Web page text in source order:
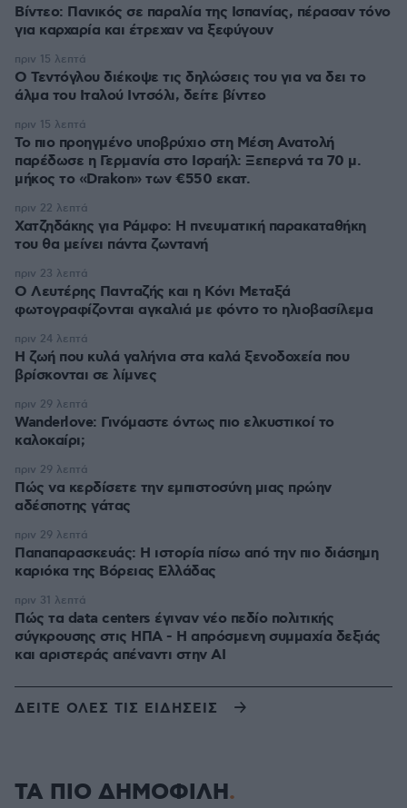
Βίντεο: Πανικός σε παραλία της Ισπανίας, πέρασαν τόνο
για καρχαρία και έτρεχαν να ξεφύγουν
Ο Τεντόγλου διέκοψε τις δηλώσεις του για να δει το
άλμα του Ιταλού Ιντσόλι, δείτε βίντεο
πριν 15 λεπτά
Το πιο προηγμένο υποβρύχιο στη Μέση Ανατολή
παρέδωσε η Γερμανία στο Ισραήλ: Ξεπερνά τα 70 μ.
μήκος το «Drakon» των €550 εκατ.
πριν 15 λεπτά
Χατζηδάκης για Ράμφο: Η πνευματική παρακαταθήκη
του θα μείνει πάντα ζωντανή
πριν 22 λεπτά
Ο Λευτέρης Πανταζής και η Κόνι Μεταξά
φωτογραφίζονται αγκαλιά με φόντο το ηλιοβασίλεμα
πριν 23 λεπτά
Η ζωή που κυλά γαλήνια στα καλά ξενοδοχεία που
βρίσκονται σε λίμνες
πριν 24 λεπτά
Wanderlove: Γινόμαστε όντως πιο ελκυστικοί το
καλοκαίρι;
πριν 29 λεπτά
Πώς να κερδίσετε την εμπιστοσύνη μιας πρώην
αδέσποτης γάτας
πριν 29 λεπτά
Παπαπαρασκευάς: Η ιστορία πίσω από την πιο διάσημη
καριόκα της Βόρειας Ελλάδας
πριν 29 λεπτά
Πώς τα data centers έγιναν νέο πεδίο πολιτικής
σύγκρουσης στις ΗΠΑ - Η απρόσμενη συμμαχία δεξιάς
και αριστεράς απέναντι στην AI
πριν 31 λεπτά
ΔΕΙΤΕ ΟΛΕΣ ΤΙΣ ΕΙΔΗΣΕΙΣ
ΤΑ ΠΙΟ ΔΗΜΟΦΙΛΗ